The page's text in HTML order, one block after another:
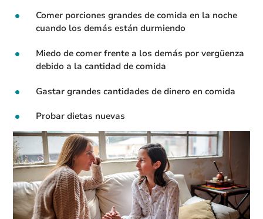
Comer porciones grandes de comida en la noche
cuando los demás están durmiendo
Miedo de comer frente a los demás por vergüenza
debido a la cantidad de comida
Gastar grandes cantidades de dinero en comida
Probar dietas nuevas